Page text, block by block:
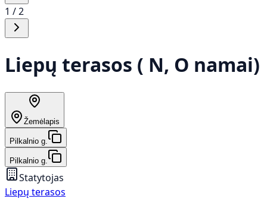
1 /2
Liepų terasos ( N, O namai)
Žemėlapis
Pilkalnio g.
Pilkalnio g.
Statytojas
Liepų terasos